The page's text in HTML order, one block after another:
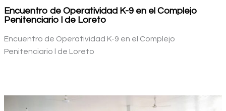
Encuentro de Operatividad K-9 en el Complejo
Penitenciario l de Loreto
Encuentro de Operatividad K-9 en el Complejo
Penitenciario l de Loreto